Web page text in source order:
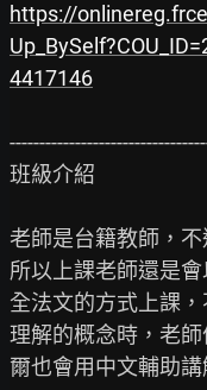
https://
4417146
班級介紹
老師是台籍教師，
所以上課老師還是會
全法文的方式上課
理解的概念時，老師
爾也會用中文輔助講